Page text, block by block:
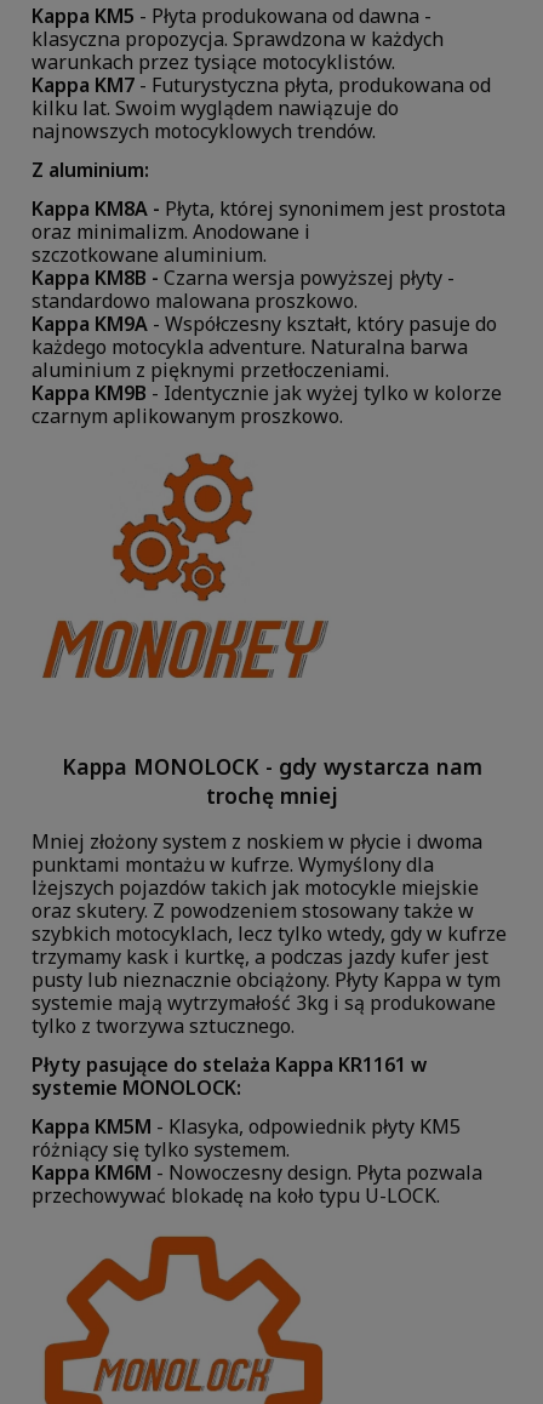
Kappa KM5 - Płyta produkowana od dawna -
klasyczna propozycja. Sprawdzona w każdych
warunkach przez tysiące motocyklistów.
Kappa KM7 - Futurystyczna płyta, produkowana od
kilku lat. Swoim wyglądem nawiązuje do
najnowszych motocyklowych trendów.
Z aluminium:
Kappa KM8A - Płyta, której synonimem jest prostota
oraz minimalizm. Anodowane i
szczotkowane aluminium.
Kappa KM8B - Czarna wersja powyższej płyty -
standardowo malowana proszkowo.
Kappa KM9A - Współczesny kształt, który pasuje do
każdego motocykla adventure. Naturalna barwa
aluminium z pięknymi przetłoczeniami.
Kappa KM9B - Identycznie jak wyżej tylko w kolorze
czarnym aplikowanym proszkowo.
Kappa MONOLOCK - gdy wystarcza nam
trochę mniej
Mniej złożony system z noskiem w płycie i dwoma
punktami montażu w kufrze. Wymyślony dla
lżejszych pojazdów takich jak motocykle miejskie
oraz skutery. Z powodzeniem stosowany także w
szybkich motocyklach, lecz tylko wtedy, gdy w kufrze
trzymamy kask i kurtkę, a podczas jazdy kufer jest
pusty lub nieznacznie obciążony. Płyty Kappa w tym
systemie mają wytrzymałość 3kg i są produkowane
tylko z tworzywa sztucznego.
Płyty pasujące do stelaża Kappa KR1161 w
systemie MONOLOCK:
Kappa KM5M - Klasyka, odpowiednik płyty KM5
różniący się tylko systemem.
Kappa KM6M - Nowoczesny design. Płyta pozwala
przechowywać blokadę na koło typu U-LOCK.